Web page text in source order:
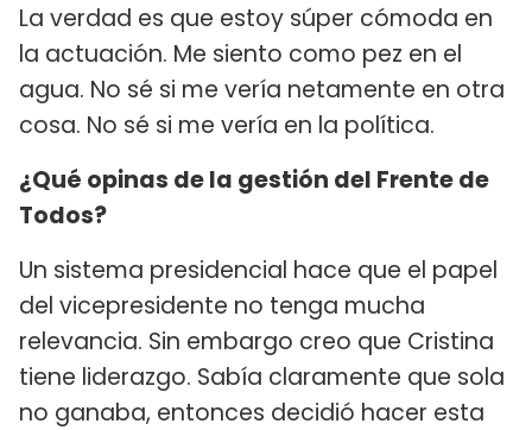
La verdad es que estoy súper cómoda en
la actuación. Me siento como pez en el
agua. No sé si me vería netamente en otra
cosa. No sé si me vería en la política.
¿Qué opinas de la gestión del Frente de
Todos?
Un sistema presidencial hace que el papel
del vicepresidente no tenga mucha
relevancia. Sin embargo creo que Cristina
tiene liderazgo. Sabía claramente que sola
no ganaba, entonces decidió hacer esta